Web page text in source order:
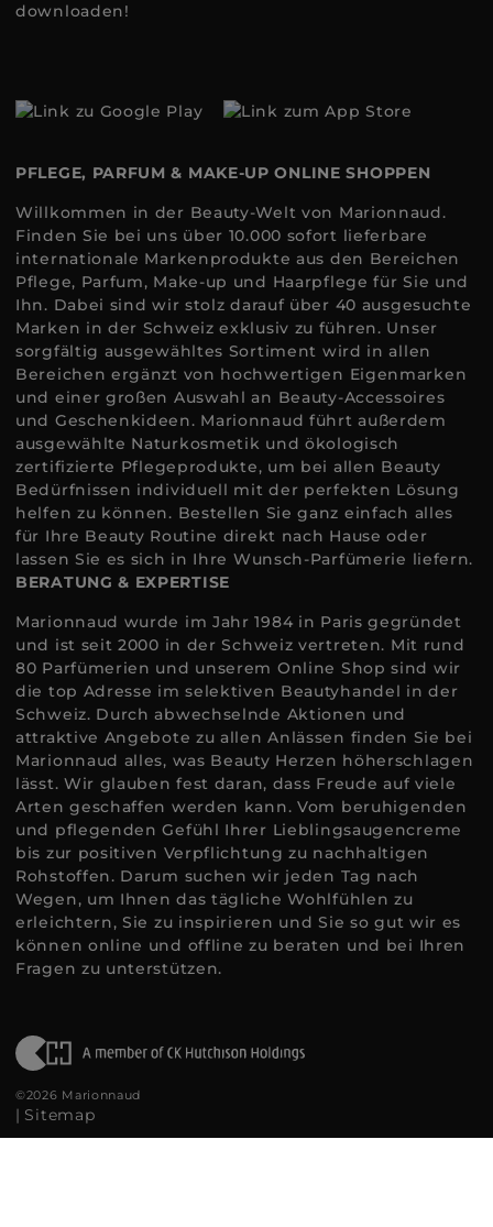
downloaden!
PFLEGE, PARFUM & MAKE-UP ONLINE SHOPPEN
Willkommen in der Beauty-Welt von Marionnaud.
Finden Sie bei uns über 10.000 sofort lieferbare
internationale Markenprodukte aus den Bereichen
Pflege, Parfum, Make-up und Haarpflege für Sie und
Ihn. Dabei sind wir stolz darauf über 40 ausgesuchte
Marken in der Schweiz exklusiv zu führen. Unser
sorgfältig ausgewähltes Sortiment wird in allen
Bereichen ergänzt von hochwertigen Eigenmarken
und einer großen Auswahl an Beauty-Accessoires
und Geschenkideen. Marionnaud führt außerdem
ausgewählte Naturkosmetik und ökologisch
zertifizierte Pflegeprodukte, um bei allen Beauty
Bedürfnissen individuell mit der perfekten Lösung
helfen zu können. Bestellen Sie ganz einfach alles
für Ihre Beauty Routine direkt nach Hause oder
lassen Sie es sich in Ihre Wunsch-Parfümerie liefern.
BERATUNG & EXPERTISE
Marionnaud wurde im Jahr 1984 in Paris gegründet
und ist seit 2000 in der Schweiz vertreten. Mit rund
80 Parfümerien und unserem Online Shop sind wir
die top Adresse im selektiven Beautyhandel in der
Schweiz. Durch abwechselnde Aktionen und
attraktive Angebote zu allen Anlässen finden Sie bei
Marionnaud alles, was Beauty Herzen höherschlagen
lässt. Wir glauben fest daran, dass Freude auf viele
Arten geschaffen werden kann. Vom beruhigenden
und pflegenden Gefühl Ihrer Lieblingsaugencreme
bis zur positiven Verpflichtung zu nachhaltigen
Rohstoffen. Darum suchen wir jeden Tag nach
Wegen, um Ihnen das tägliche Wohlfühlen zu
erleichtern, Sie zu inspirieren und Sie so gut wir es
können online und offline zu beraten und bei Ihren
Fragen zu unterstützen.
©2026 Marionnaud
| Sitemap